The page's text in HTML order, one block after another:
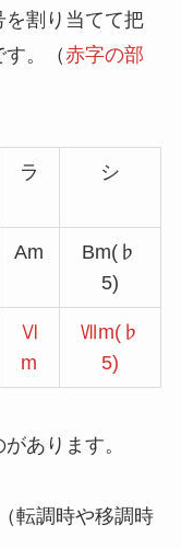
割り当てて把
。（赤字の部
ラ シ
Am
Bm(♭
5)
Ⅵ
m
Ⅶm(♭
5)
あります。
転調時や移調時